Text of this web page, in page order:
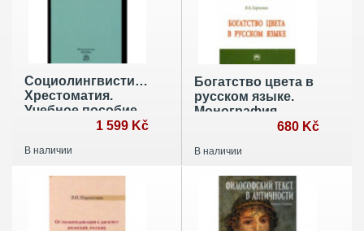
Социолингвистика.
Хрестоматия.
Учебное пособие
1 599 Kč
В наличии
Богатство цвета в
русском языке.
Монография
680 Kč
В наличии